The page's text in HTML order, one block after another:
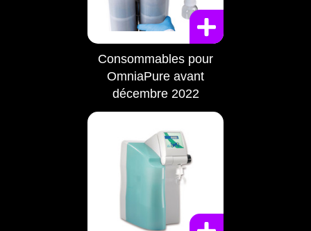
Consommables pour
OmniaPure avant
décembre 2022